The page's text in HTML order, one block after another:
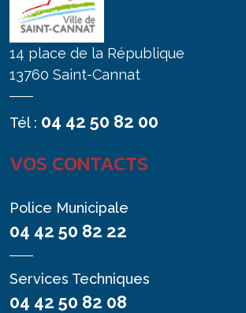
14 place de la République
13760 Saint-Cannat
Tél : 04 42 50 82 00
VOS CONTACTS
Police Municipale
04 42 50 82 22
Services Techniques
04 42 50 82 08